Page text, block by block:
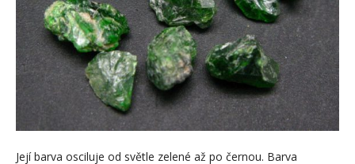
Její barva osciluje od světle zelené až po černou. Barva